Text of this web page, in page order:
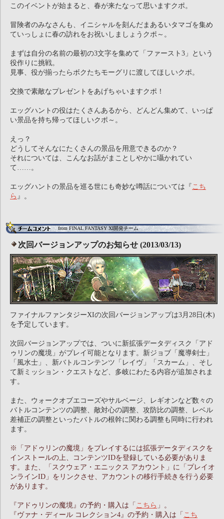
このイベントが始まると、春が来たなって思いますクポ。
冒険者のみなさんも、イニシャルを刻んだまあるいタマゴを集め
ていっしょに春の訪れをお祝いしましょうクポ～。
まずは自分の名前の最初の3文字を集めて「ファースト3」という
役作りに挑戦。
見事、役が揃ったらボクたちモーグリに渡してほしいクポ。
交換で素敵なプレゼントをあげちゃいますクポ！
エッグハントの役はたくさんあるから、どんどん集めて、いっぱ
い景品を持ち帰ってほしいクポ～。
えっ？
どうしてそんなにたくさんの景品を用意できるのか？
それについては、こんなお話がまことしやかに囁かれてい
て……。
エッグハントの景品を巡る世にも奇妙な噂話については『 こち
ら 』。
from FINAL FANTASY XI開発チーム
次回バージョンアップのお知らせ (2013/03/13)
ファイナルファンタジーXIの次回バージョンアップは3月28日(木)
を予定しています。
次回バージョンアップでは、ついに新拡張データディスク「アド
ゥリンの魔境」がプレイ可能となります。新ジョブ「魔導剣士」
「風水士」、新バトルコンテンツ「レイヴ」「スカーム」、そし
て新ミッション・クエストなど、多岐にわたる内容が追加されま
す。
また、ウォークオブエコーズやサルベージ、レギオンなど数々の
バトルコンテンツの調整、敵対心の調整、攻防比の調整、レベル
差補正の調整といったバトルの根幹に関わる調整も同時に行われ
ます。
※「アドゥリンの魔境」をプレイするには拡張データディスクを
インストールの上、コンテンツIDを登録している必要がありま
す。また、「スクウェア・エニックス アカウント」に「プレイオ
ンラインID」をリンクさせ、アカウントの移行手続きを行う必要
があります。
『アドゥリンの魔境』の予約・購入は「 こちら 」。
『ヴァナ・ディール コレクション4』の予約・購入は「 こち